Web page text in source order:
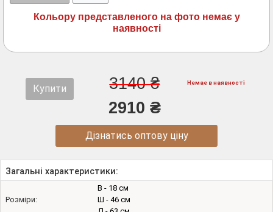
Кольору представленого на фото немає у
наявності
Купити
3140 ₴
2910 ₴
Немає в наявності
Дізнатись оптову ціну
Загальні характеристики:
Розміри:
В - 18 см
Ш - 46 см